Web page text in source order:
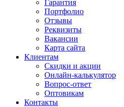
Гарантия
Портфолио
Отзывы
Реквизиты
Вакансии
Карта сайта
Клиентам
Скидки и акции
Онлайн-калькулятор
Вопрос-ответ
Оптовикам
Контакты